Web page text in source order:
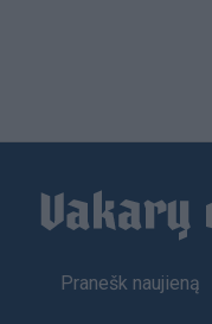
Footer
Pranešk naujieną